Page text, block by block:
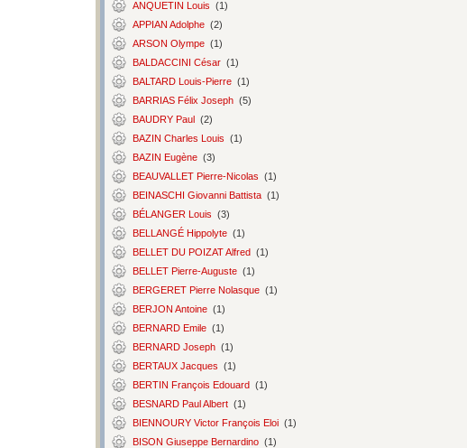
ANQUETIN Louis (1)
APPIAN Adolphe (2)
ARSON Olympe (1)
BALDACCINI César (1)
BALTARD Louis-Pierre (1)
BARRIAS Félix Joseph (5)
BAUDRY Paul (2)
BAZIN Charles Louis (1)
BAZIN Eugène (3)
BEAUVALLET Pierre-Nicolas (1)
BEINASCHI Giovanni Battista (1)
BÉLANGER Louis (3)
BELLANGÉ Hippolyte (1)
BELLET DU POIZAT Alfred (1)
BELLET Pierre-Auguste (1)
BERGERET Pierre Nolasque (1)
BERJON Antoine (1)
BERNARD Emile (1)
BERNARD Joseph (1)
BERTAUX Jacques (1)
BERTIN François Edouard (1)
BESNARD Paul Albert (1)
BIENNOURY Victor François Eloi (1)
BISON Giuseppe Bernardino (1)